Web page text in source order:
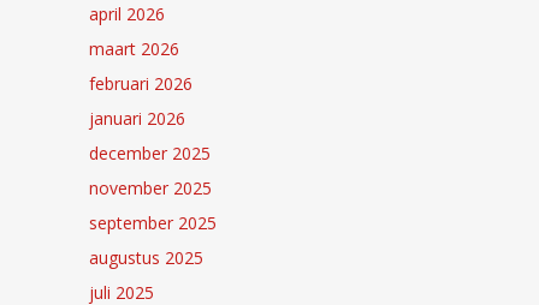
april 2026
maart 2026
februari 2026
januari 2026
december 2025
november 2025
september 2025
augustus 2025
juli 2025